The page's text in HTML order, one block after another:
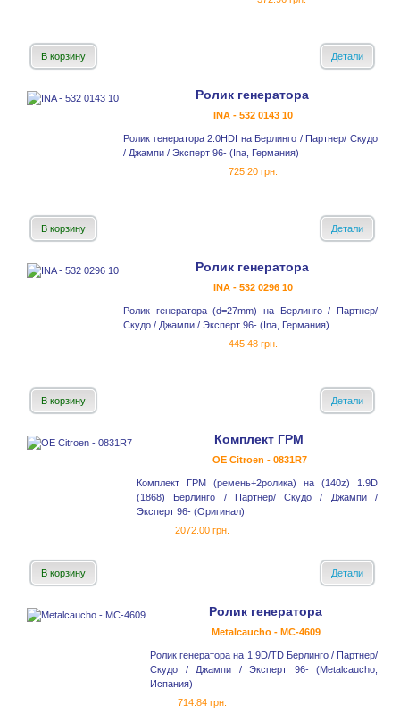
В корзину Детали
Ролик генератора
INA - 532 0143 10
Ролик генератора 2.0HDI на Берлинго / Партнер/ Скудо
/ Джампи / Эксперт 96- (Ina, Германия)
725.20 грн.
В корзину Детали
Ролик генератора
INA - 532 0296 10
Ролик генератора (d=27mm) на Берлинго / Партнер/
Скудо / Джампи / Эксперт 96- (Ina, Германия)
445.48 грн.
В корзину Детали
Комплект ГРМ
OE Citroen - 0831R7
Комплект ГРМ (ремень+2ролика) на (140z) 1.9D
(1868) Берлинго / Партнер/ Скудо / Джампи /
Эксперт 96- (Оригинал)
2072.00 грн.
В корзину Детали
Ролик генератора
Metalcaucho - MC-4609
Ролик генератора на 1.9D/TD Берлинго / Партнер/
Скудо / Джампи / Эксперт 96- (Metalcaucho,
Испания)
714.84 грн.